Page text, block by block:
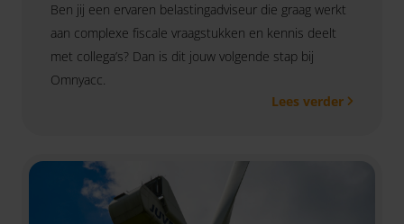
Ben jij een ervaren belastingadviseur die graag werkt
aan complexe fiscale vraagstukken en kennis deelt
met collega’s? Dan is dit jouw volgende stap bij
Omnyacc.
Lees verder